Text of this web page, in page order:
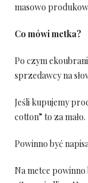
masowo
Co mówi metka?
Po czym
sprzedawcy na
Jeśli kupujemy
cotton” to za mało.
Powinno być
Na metce powinno